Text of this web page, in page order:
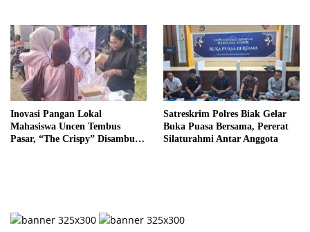
Inovasi Pangan Lokal
Mahasiswa Uncen Tembus
Pasar, “The Crispy” Disambut
Satreskrim Polres Biak Gelar
Buka Puasa Bersama, Pererat
Silaturahmi Antar Anggota